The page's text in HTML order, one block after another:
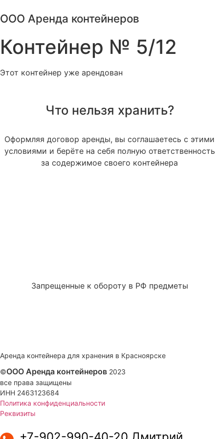
к
ООО Аренда контейнеров
Контейнер № 5/12
Этот контейнер уже арендован
Что нельзя хранить?
Оформляя договор аренды, вы соглашаетесь с этими
условиями и берёте на себя полную ответственность
за содержимое своего контейнера
Запрещенные к обороту в РФ предметы
Аренда контейнера для хранения в Красноярске
©ООО Аренда контейнеров 2023
все права защищены
ИНН 2463123684
Политика конфиденциальности
Реквизиты